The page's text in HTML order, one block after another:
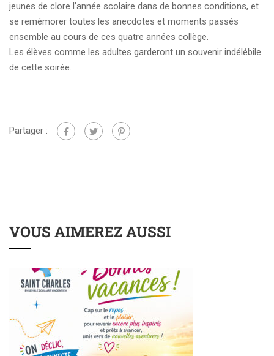
jeunes de clore l’année scolaire dans de bonnes conditions, et
se remémorer toutes les anecdotes et moments passés
ensemble au cours de ces quatre années collège.
Les élèves comme les adultes garderont un souvenir indélébile
de cette soirée.
Partager :
VOUS AIMEREZ AUSSI